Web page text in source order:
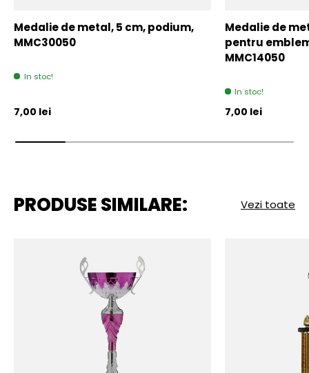
Medalie de metal, 5 cm, podium,
MMC30050
In stoc!
Pret initial
7,00 lei
Medalie de
pentru
MMC14050
In stoc!
Pret initial
7,00 lei
PRODUSE SIMILARE: Vezi toate